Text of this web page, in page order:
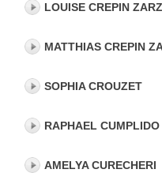
LOUISE CREPIN
MATTHIAS CREPIN
SOPHIA CROUZET
RAPHAEL CUMPLIDO
AMELYA CURECHERI